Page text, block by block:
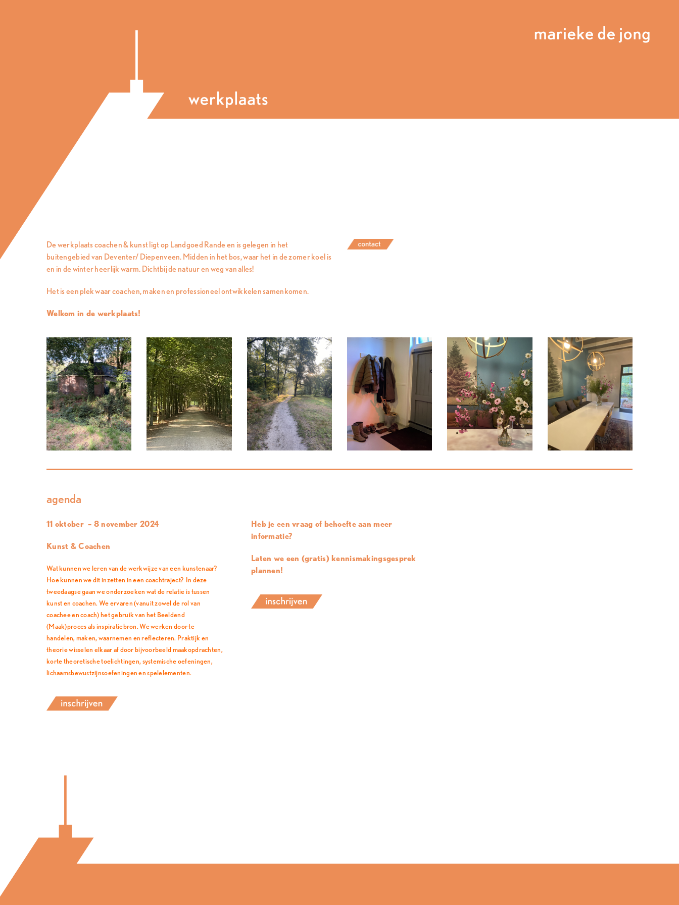
De werkplaats coachen & kunst ligt op Landgoed Rande en is gelegen in het
buitengebied van Deventer/ Diepenveen. Midden in het bos, waar het in de zomer koel is
en in de winter heerlijk warm. Dichtbij de natuur en weg van alles!
Het is een plek waar coachen, maken en professioneel ontwikkelen samenkomen.
Welkom in de werkplaats!
agenda
11 oktober – 8 november 2024
Kunst & Coachen
Wat kunnen we leren van de werkwijze van een kunstenaar?
Hoe kunnen we dit inzetten in een coachtraject? In deze
tweedaagse gaan we onderzoeken wat de relatie is tussen
kunst en coachen. We ervaren (vanuit zowel de rol van
coachee en coach) het gebruik van het Beeldend
(Maak)proces als inspiratiebron. We werken door te
handelen, maken, waarnemen en reflecteren. Praktijk en
theorie wisselen elkaar af door bijvoorbeeld maakopdrachten,
korte theoretische toelichtingen, systemische oefeningen,
lichaamsbewustzijnsoefeningen en spelelementen.
Heb je een vraag of behoefte aan meer
informatie?
Laten we een (gratis) kennismakingsgesprek
plannen!